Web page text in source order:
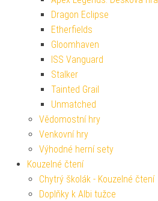
Dragon Eclipse
Etherfields
Gloomhaven
ISS Vanguard
Stalker
Tainted Grail
Unmatched
Vědomostní hry
Venkovní hry
Výhodné herní sety
Kouzelné čtení
Chytrý školák - Kouzelné čtení
Doplňky k Albi tužce